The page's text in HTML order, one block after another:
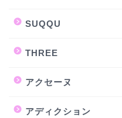
SUQQU
THREE
アクセーヌ
アディクション